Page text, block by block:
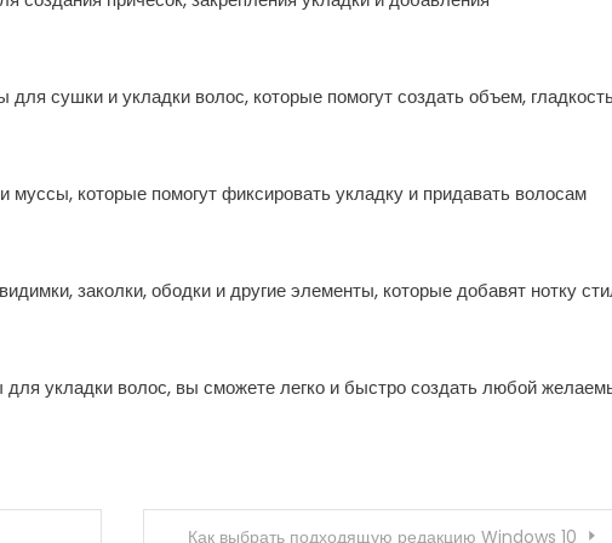
сушки и укладки волос, которые помогут создать объем,
муссы, которые помогут фиксировать укладку и придавать волосам
заколки, ободки и другие элементы, которые добавят нотку
укладки волос, вы сможете легко и быстро создать любой
Как выбрать подходящую редакцию Windows 10